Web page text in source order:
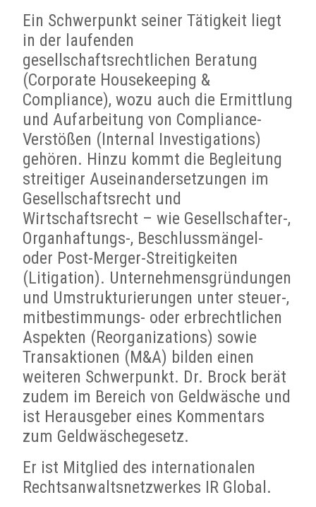
Ein Schwerpunkt seiner Tätigkeit liegt
in der laufenden
gesellschaftsrechtlichen Beratung
(Corporate Housekeeping &
Compliance), wozu auch die Ermittlung
und Aufarbeitung von Compliance-
Verstößen (Internal Investigations)
gehören. Hinzu kommt die Begleitung
streitiger Auseinandersetzungen im
Gesellschaftsrecht und
Wirtschaftsrecht – wie Gesellschafter-,
Organhaftungs-, Beschlussmängel-
oder Post-Merger-Streitigkeiten
(Litigation). Unternehmensgründungen
und Umstrukturierungen unter steuer-,
mitbestimmungs- oder erbrechtlichen
Aspekten (Reorganizations) sowie
Transaktionen (M&A) bilden einen
weiteren Schwerpunkt. Dr. Brock berät
zudem im Bereich von Geldwäsche und
ist Herausgeber eines Kommentars
zum Geldwäschegesetz.
Er ist Mitglied des internationalen
Rechtsanwaltsnetzwerkes IR Global.